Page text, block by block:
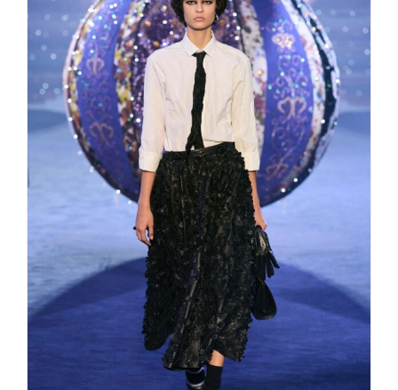
Best of FW Paris fall/winter 23/24